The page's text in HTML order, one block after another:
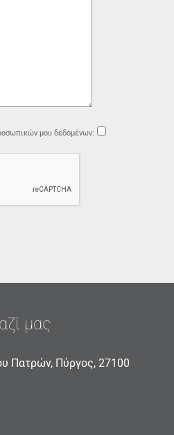
μου δεδομένων:
μας
Πατρών, Πύργος, 27100